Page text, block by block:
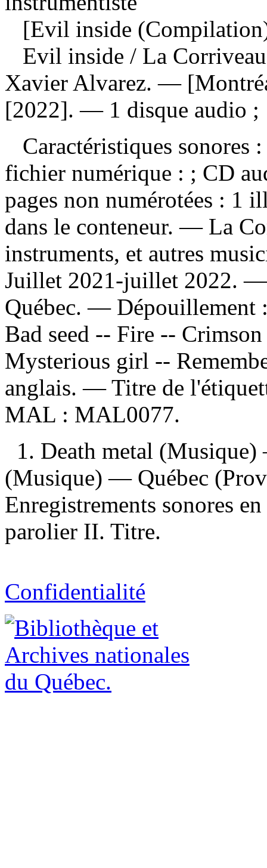
[Evil inside
Evil inside / La
Xavier Alvarez. —
[2022]. — 1 disque audio ;
Caractéristiques sonores
fichier numérique : ; CD
pages non numérotées : 1
dans le conteneur. — La
instruments, et autres
Juillet 2021-juillet 2022. —
Québec. — Dépouillement
Bad seed -- Fire --
Mysterious girl --
anglais. — Titre de
MAL : MAL0077.
1. Death metal
(Musique) — Québec
Enregistrements sonores
parolier II. Titre.
Confidentialité